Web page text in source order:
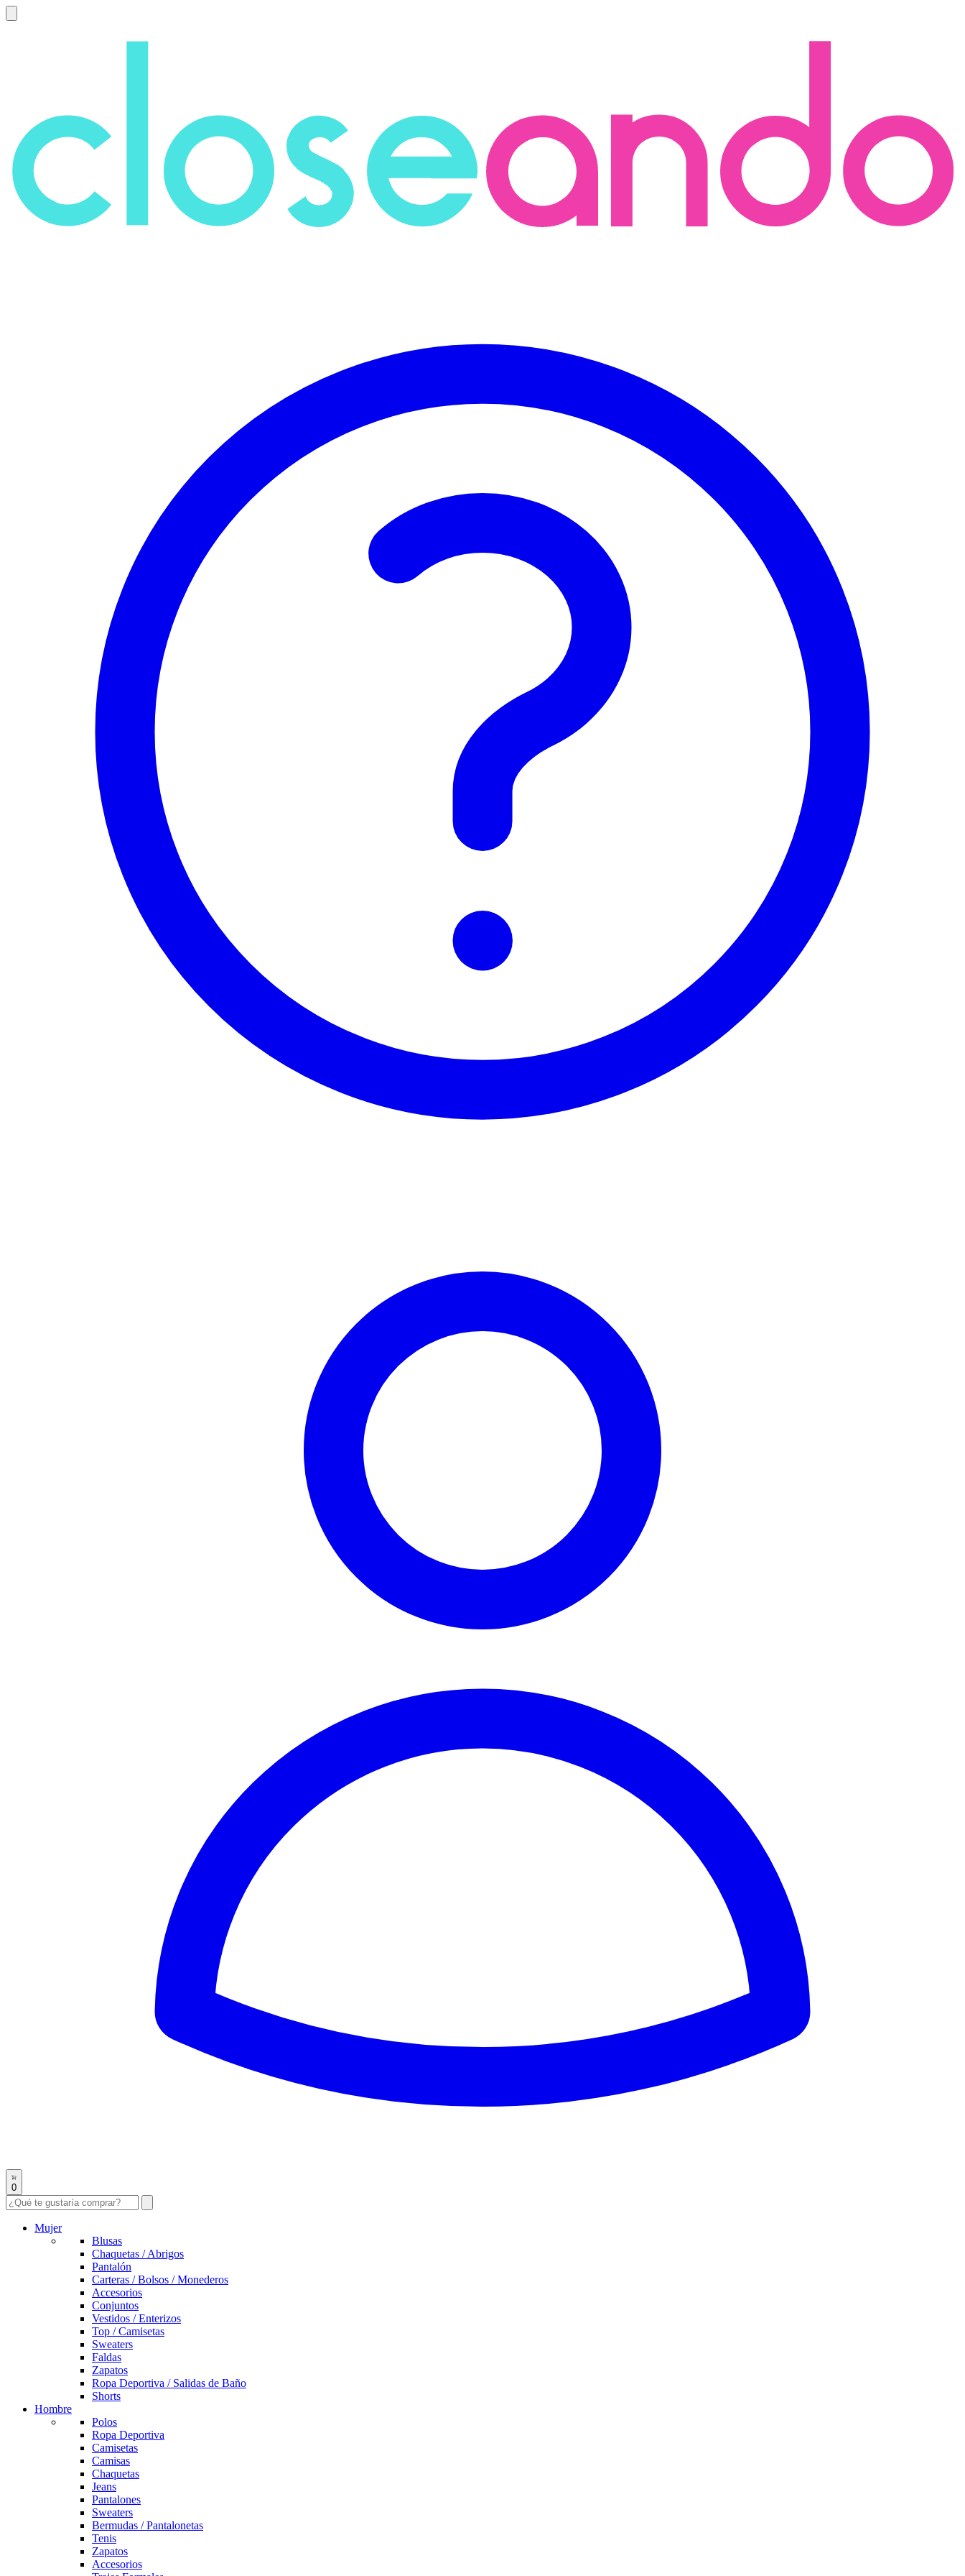
0
Mujer
Blusas
Chaquetas / Abrigos
Pantalón
Carteras / Bolsos / Monederos
Accesorios
Conjuntos
Vestidos / Enterizos
Top / Camisetas
Sweaters
Faldas
Zapatos
Ropa Deportiva / Salidas de Baño
Shorts
Hombre
Polos
Ropa Deportiva
Camisetas
Camisas
Chaquetas
Jeans
Pantalones
Sweaters
Bermudas / Pantalonetas
Tenis
Zapatos
Accesorios